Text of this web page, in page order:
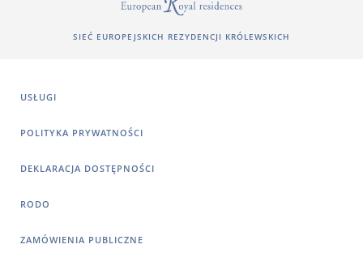
SIEĆ EUROPEJSKICH REZYDENCJI KRÓLEWSKICH
USŁUGI
POLITYKA PRYWATNOŚCI
DEKLARACJA DOSTĘPNOŚCI
RODO
ZAMÓWIENIA PUBLICZNE